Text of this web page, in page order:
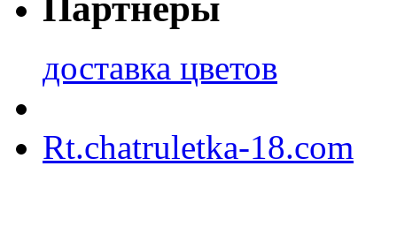
доставка цветов
Rt.chatruletka-18.com